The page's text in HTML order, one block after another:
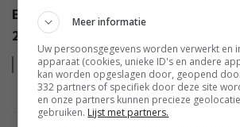
EISA AWARDS: WAT ZIJN DE BESTE
2022?
Leesmeer
Meer informatie
Uw persoonsgegevens worden verwerkt en
apparaat (cookies, unieke ID's en andere
kan worden opgeslagen door, geopend
332 partners of specifiek door deze site
en onze partners kunnen precieze
gebruiken. Lijst met partners.